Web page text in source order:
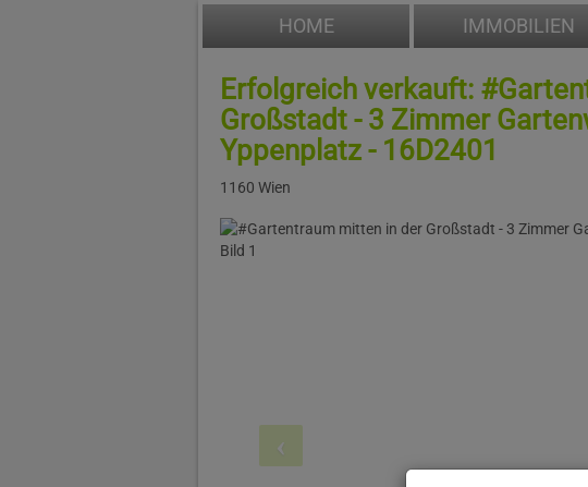
HOME IMMOBILIEN
Erfolgreich verkauft:
Großstadt - 3 Zimmer
Yppenplatz - 16D2401
1160 Wien